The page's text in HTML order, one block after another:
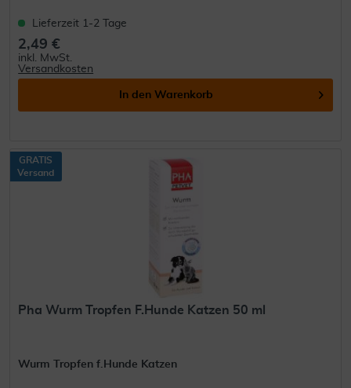
Lieferzeit 1-2 Tage
2,49 €
inkl. MwSt.
Versandkosten
In den Warenkorb
GRATIS
Versand
Pha Wurm Tropfen F.Hunde Katzen 50 ml
Wurm Tropfen f.Hunde Katzen